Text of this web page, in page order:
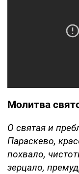
Молитва
О святая и
Параскево,
похвало,
зерцало,